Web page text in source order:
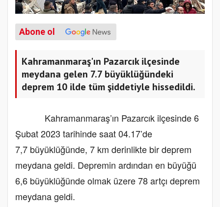
Abone ol
Kahramanmaraş'ın Pazarcık ilçesinde
meydana gelen 7.7 büyüklüğündeki
deprem 10 ilde tüm şiddetiyle hissedildi.
Kahramanmaraş’ın Pazarcık ilçesinde 6
Şubat 2023 tarihinde saat 04.17’de
7,7 büyüklüğünde, 7 km derinlikte bir deprem
meydana geldi. Depremin ardından en büyüğü
6,6 büyüklüğünde olmak üzere 78 artçı deprem
meydana geldi.